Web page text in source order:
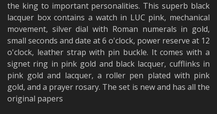
the king to important personalities. This superb black
lacquer box contains a watch in LUC pink, mechanical
movement, silver dial with Roman numerals in gold,
small seconds and date at 6 o'clock, power reserve at 12
o'clock, leather strap with pin buckle. It comes with a
signet ring in pink gold and black lacquer, cufflinks in
pink gold and lacquer, a roller pen plated with pink
gold, and a prayer rosary. The set is new and has all the
original papers